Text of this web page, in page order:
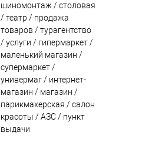
шиномонтаж / столовая
/ театр / продажа
товаров / турагентство
/ услуги / гипермаркет /
маленький магазин /
супермаркет /
универмаг / интернет-
магазин / магазин /
парикмахерская / салон
красоты / АЗС / пункт
выдачи